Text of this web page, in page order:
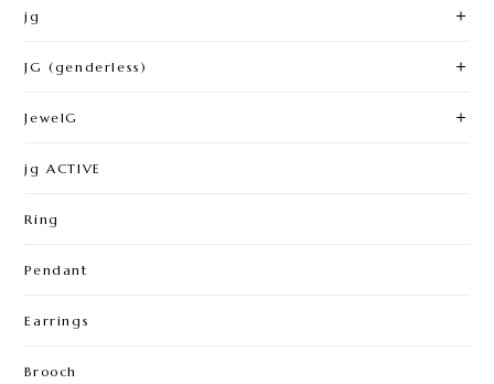
jg
JG (genderless)
JewelG
jg ACTIVE
Ring
Pendant
Earrings
Brooch